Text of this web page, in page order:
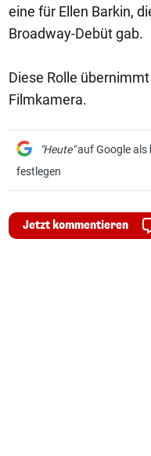
eine für Ellen Barkin,
Broadway-Debüt gab.
Diese Rolle
Filmkamera.
"Heute"auf Google als
festlegen
Jetzt kommentieren